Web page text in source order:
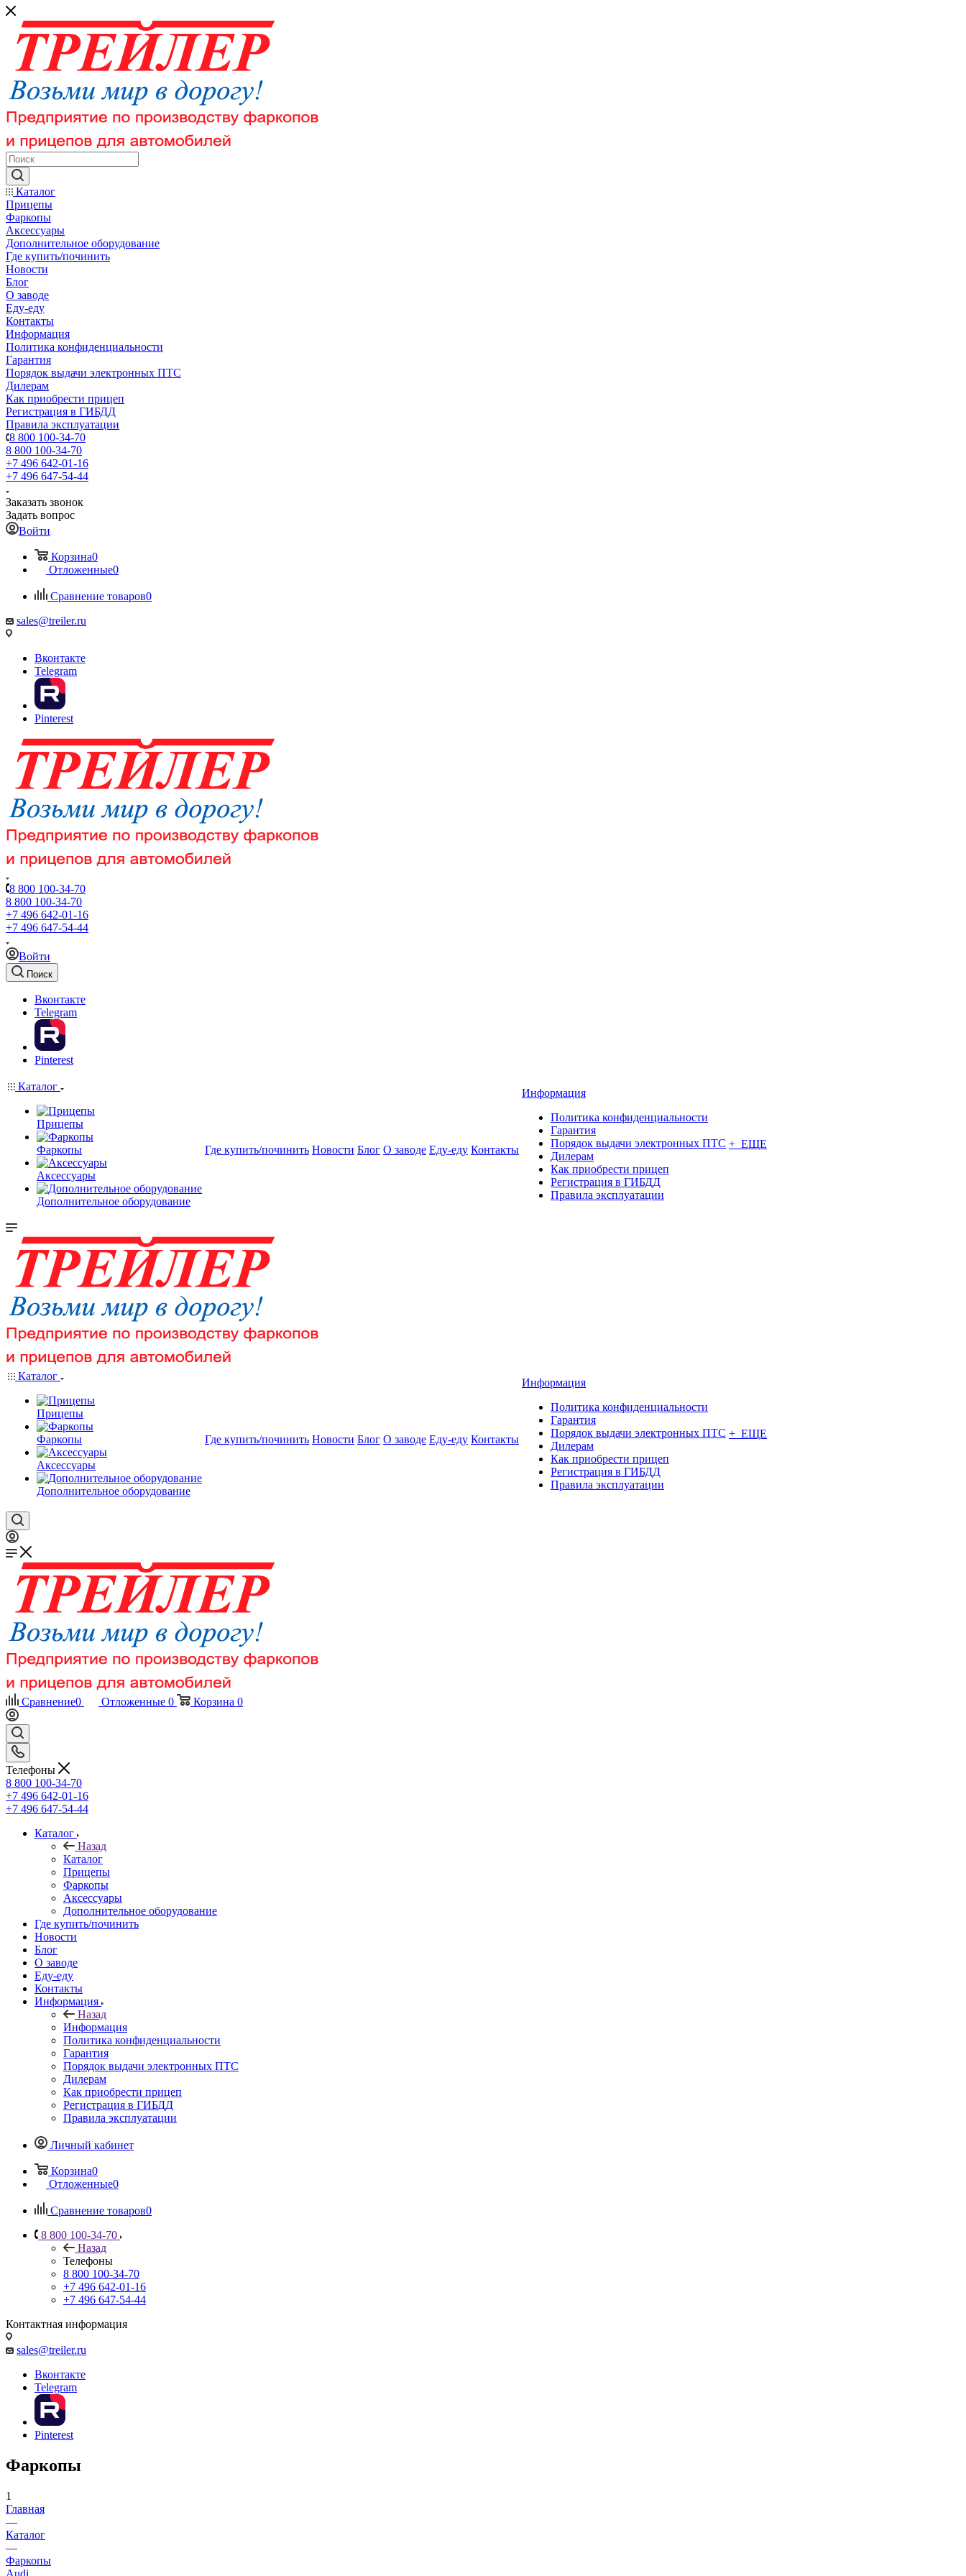
Каталог
Прицепы
Фаркопы
Аксессуары
Дополнительное оборудование
Где купить/починить
Новости
Блог
О заводе
Еду-еду
Контакты
Информация
Политика конфиденциальности
Гарантия
Порядок выдачи электронных ПТС
Дилерам
Как приобрести прицеп
Регистрация в ГИБДД
Правила эксплуатации
8 800 100-34-70
8 800 100-34-70
+7 496 642-01-16
+7 496 647-54-44
Заказать звонок
Задать вопрос
Войти
Корзина0
Отложенные0
Сравнение товаров0
sales@treiler.ru
Вконтакте
Telegram
Pinterest
8 800 100-34-70
8 800 100-34-70
+7 496 642-01-16
+7 496 647-54-44
Войти
Поиск
Вконтакте
Telegram
Pinterest
Каталог
Прицепы
Фаркопы
Аксессуары
Дополнительное оборудование
Где купить/починить Новости Блог О заводе Еду-еду Контакты
Информация
Политика конфиденциальности
Гарантия
Порядок выдачи электронных ПТС
Дилерам
Как приобрести прицеп
Регистрация в ГИБДД
Правила эксплуатации
+ ЕЩЕ
Каталог
Прицепы
Фаркопы
Аксессуары
Дополнительное оборудование
Где купить/починить Новости Блог О заводе Еду-еду Контакты
Информация
Политика конфиденциальности
Гарантия
Порядок выдачи электронных ПТС
Дилерам
Как приобрести прицеп
Регистрация в ГИБДД
Правила эксплуатации
+ ЕЩЕ
Сравнение0 Отложенные 0 Корзина 0
Телефоны
8 800 100-34-70
+7 496 642-01-16
+7 496 647-54-44
Каталог
Назад
Каталог
Прицепы
Фаркопы
Аксессуары
Дополнительное оборудование
Где купить/починить
Новости
Блог
О заводе
Еду-еду
Контакты
Информация
Назад
Информация
Политика конфиденциальности
Гарантия
Порядок выдачи электронных ПТС
Дилерам
Как приобрести прицеп
Регистрация в ГИБДД
Правила эксплуатации
Личный кабинет
Корзина0
Отложенные0
Сравнение товаров0
8 800 100-34-70
Назад
Телефоны
8 800 100-34-70
+7 496 642-01-16
+7 496 647-54-44
Контактная информация
sales@treiler.ru
Вконтакте
Telegram
Pinterest
Фаркопы
1
Главная
—
Каталог
—
Фаркопы
Audi